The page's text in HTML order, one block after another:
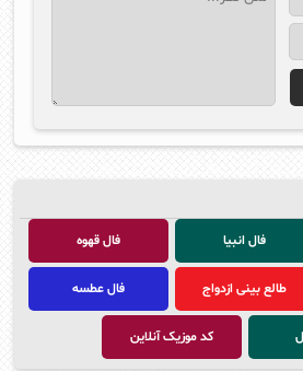
فال انبیا فال قهوه
طالع بینی ازدواج فال عطسه
کد موزیک آنلاین